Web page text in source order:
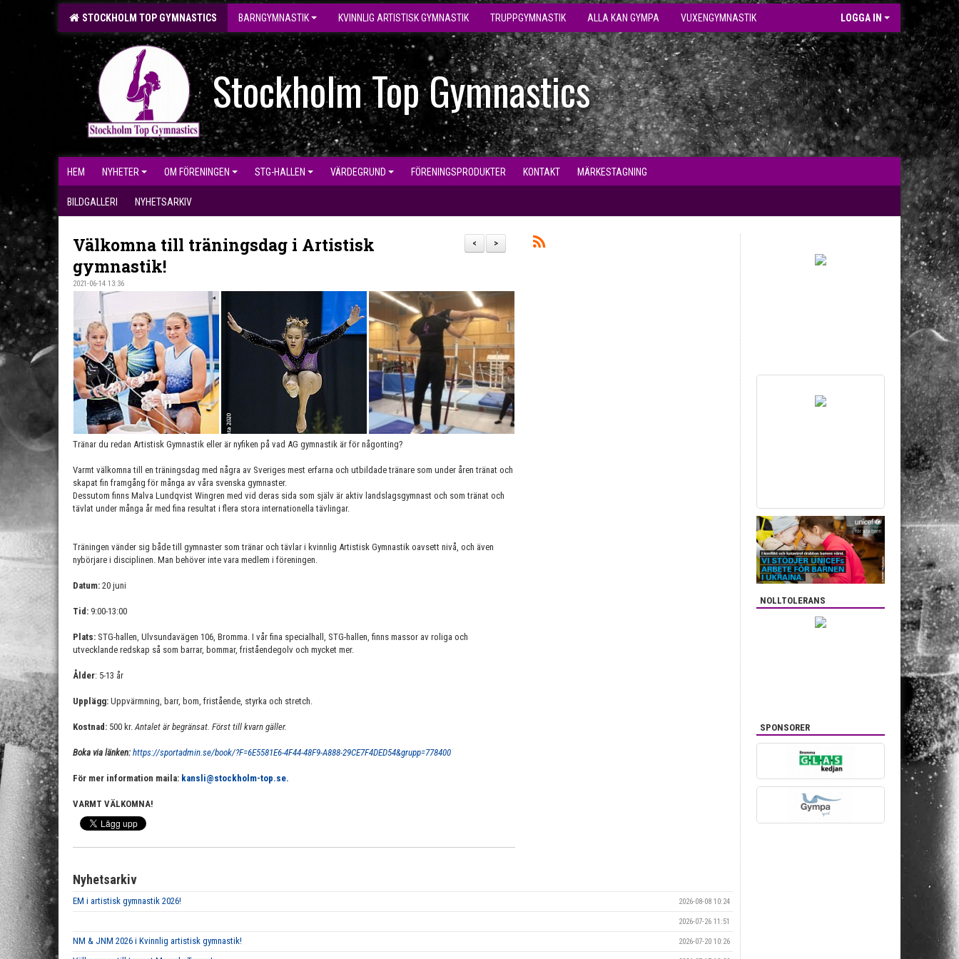
STOCKHOLM TOP GYMNASTICS BARNGYMNASTIK KVINNLIG ARTISTISK GYMNASTIK TRUPPGYMNASTIK ALLA KAN GYMPA VUXENGYMNASTIK LOGGA IN
Stockholm Top Gymnastics
HEM NYHETER OM FÖRENINGEN STG-HALLEN VÄRDEGRUND FÖRENINGSPRODUKTER KONTAKT MÄRKESTAGNING
BILDGALLERI NYHETSARKIV
>
<
Välkomna till träningsdag i Artistisk
gymnastik!
2021-06-14 13:36
Tränar du redan Artistisk Gymnastik eller är nyfiken på vad AG gymnastik är för någonting?
Varmt välkomna till en träningsdag med några av Sveriges mest erfarna och utbildade tränare som under åren tränat och
skapat fin framgång för många av våra svenska gymnaster.
Dessutom finns Malva Lundqvist Wingren med vid deras sida som själv är aktiv landslagsgymnast och som tränat och
tävlat under många år med fina resultat i flera stora internationella tävlingar.
Träningen vänder sig både till gymnaster som tränar och tävlar i kvinnlig Artistisk Gymnastik oavsett nivå, och även
nybörjare i disciplinen. Man behöver inte vara medlem i föreningen.
Datum: 20 juni
Tid: 9:00-13:00
Plats: STG-hallen, Ulvsundavägen 106, Bromma. I vår fina specialhall, STG-hallen, finns massor av roliga och
utvecklande redskap så som barrar, bommar, friståendegolv och mycket mer.
Ålder: 5-13 år
Upplägg: Uppvärmning, barr, bom, fristående, styrka och stretch.
Kostnad: 500 kr.Antalet är begränsat. Först till kvarn gäller.
Boka via länken: https://sportadmin.se/book/?F=6E5581E6-4F44-48F9-A888-29CE7F4DED54&grupp=778400
För mer information maila: kansli@stockholm-top.se.
VARMT VÄLKOMNA!
Nyhetsarkiv
EM i artistisk gymnastik 2026! 2026-08-08 10:24
2026-07-26 11:51
NM & JNM 2026 i Kvinnlig artistisk gymnastik! 2026-07-20 10:26
NOLLTOLERANS
SPONSORER